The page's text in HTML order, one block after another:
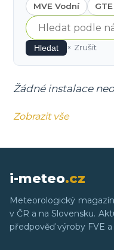
MVE Vodní
Hledat × Zrušit
Žádné instalace
Zobrazit vše
i-meteo.cz
Meteorologický
v ČR a na Slovensku.
předpověď výroby FVE